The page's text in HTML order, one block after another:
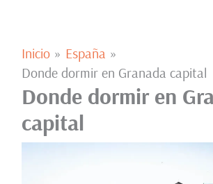
Inicio
España
Donde dormir en Granada capital
Donde dormir en
capital